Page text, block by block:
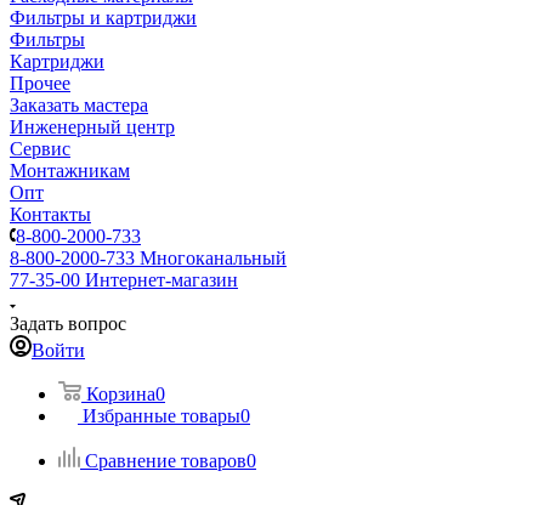
Фильтры и картриджи
Фильтры
Картриджи
Прочее
Заказать мастера
Инженерный центр
Сервис
Монтажникам
Опт
Контакты
8-800-2000-733
8-800-2000-733 Многоканальный
77-35-00 Интернет-магазин
Задать вопрос
Войти
Корзина0
Избранные товары0
Сравнение товаров0